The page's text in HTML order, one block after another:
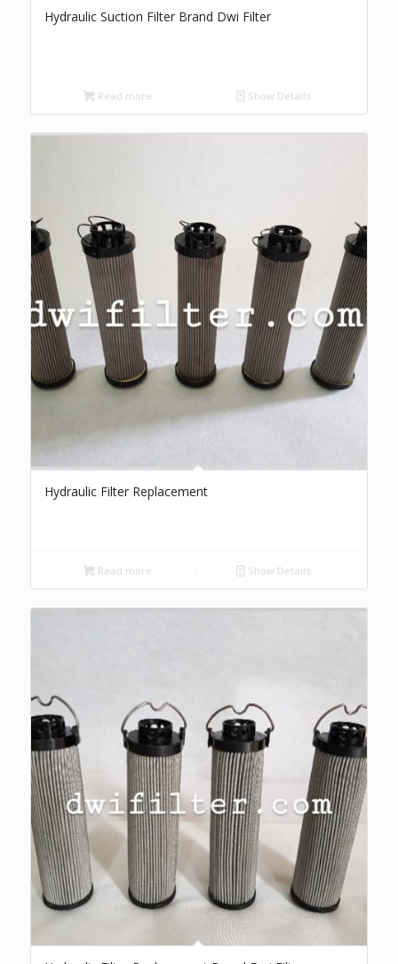
Hydraulic Suction Filter Brand Dwi Filter
Read more Show Details
Hydraulic Filter Replacement
Read more Show Details